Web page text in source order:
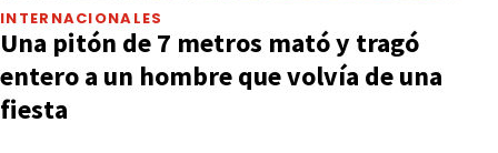
INTERNACIONALES
Una pitón de 7 metros mató y tragó
entero a un hombre que volvía de una
fiesta